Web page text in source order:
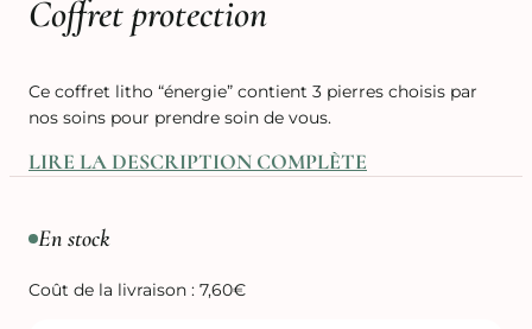
Coffret protection
Ce coffret litho “énergie” contient 3 pierres choisis par
nos soins pour prendre soin de vous.
LIRE LA DESCRIPTION COMPLÈTE
En stock
Coût de la livraison : 7,60€